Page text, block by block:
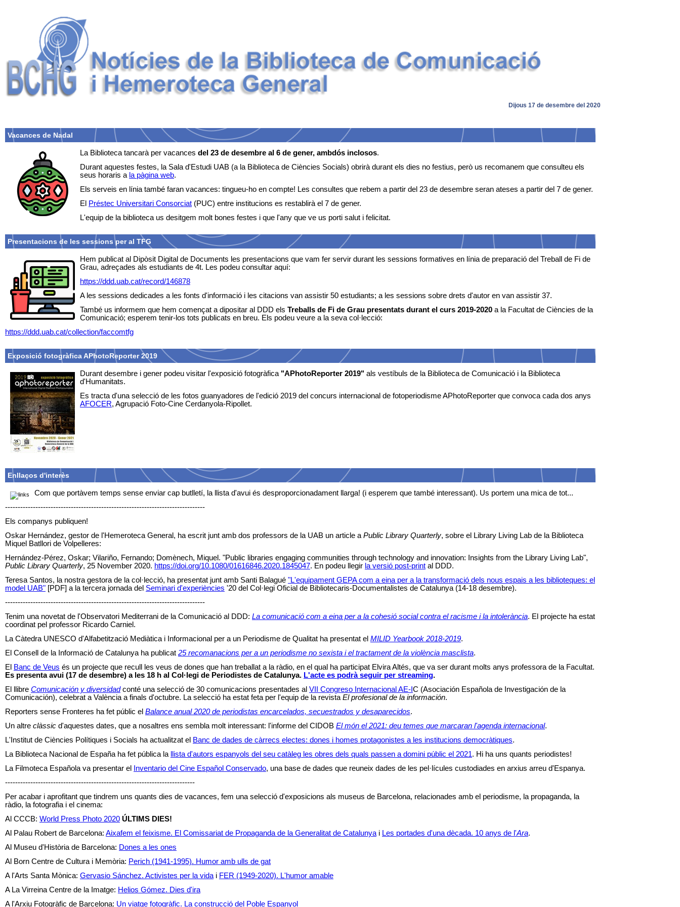
Dijous 17 de desembre del 2020
Vacances de Nadal
La Biblioteca tancarà per vacances del 23 de desembre al 6 de gener, ambdós inclosos.
Durant aquestes festes, la Sala d'Estudi UAB (a la Biblioteca de Ciències Socials) obrirà durant els dies no festius, però us recomanem que consulteu els
seus horaris a la pàgina web.
Els serveis en línia també faran vacances: tingueu-ho en compte! Les consultes que rebem a partir del 23 de desembre seran ateses a partir del 7 de gener.
El
Préstec Universitari Consorciat (PUC) entre institucions es restablirà el 7 de gener.
L'equip de la biblioteca us desitgem molt bones festes i que l'any que ve us porti salut i felicitat.
Presentacions de les sessions per al TFG
Hem publicat al Dipòsit Digital de Documents les presentacions que vam fer servir durant les sessions formatives en línia de preparació del Treball de Fi de
Grau, adreçades als estudiants de 4t. Les podeu consultar aquí:
https://ddd.uab.cat/record/146878
A les sessions dedicades a les fonts d'informació i les citacions van assistir 50 estudiants; a les sessions sobre drets d'autor en van assistir 37.
També us informem que hem començat a dipositar al DDD els Treballs de Fi de Grau presentats durant el curs 2019-2020 a la Facultat de Ciències de la
Comunicació; esperem tenir-los tots publicats en breu. Els podeu veure a la seva col·lecció:
https://ddd.uab.cat/collection/faccomtfg
Exposició fotogràfica APhotoReporter 2019
Durant desembre i gener podeu visitar l'exposició fotogràfica "APhotoReporter 2019" als vestíbuls de la Biblioteca de Comunicació i la Biblioteca
d'Humanitats.
Es tracta d'una selecció de les fotos guanyadores de l'edició 2019 del concurs internacional de fotoperiodisme APhotoReporter que convoca cada dos anys
AFOCER, Agrupació Foto-Cine Cerdanyola-Ripollet.
Enllaços d'interès
Com que portàvem temps sense enviar cap butlletí, la llista d'avui és desproporcionadament llarga! (i esperem que també interessant). Us portem una mica de tot...
-------------------------------------------------------------------------------
Els companys publiquen!
Oskar Hernández, gestor de l'Hemeroteca General, ha escrit junt amb dos professors de la UAB un article a Public Library Quarterly, sobre el Library Living Lab de la Biblioteca
Miquel Batllori de Volpelleres:
Hernández-Pérez, Oskar; Vilariño, Fernando; Domènech, Miquel. "Public libraries engaging communities through technology and innovation: Insights from the Library Living Lab",
Public Library Quarterly, 25 November 2020. https://doi.org/10.1080/01616846.2020.1845047. En podeu llegir la versió post-print al DDD.
Teresa Santos, la nostra gestora de la col·lecció, ha presentat junt amb Santi Balagué "L'equipament GEPA com a eina per a la transformació dels nous espais a les biblioteques: el
model UAB" [PDF] a la tercera jornada del Seminari d'experiències '20 del Col·legi Oficial de Bibliotecaris-Documentalistes de Catalunya (14-18 desembre).
-------------------------------------------------------------------------------
Tenim una novetat de l'Observatori Mediterrani de la Comunicació al DDD: La comunicació com a eina per a la cohesió social contra el racisme i la intolerància. El projecte ha estat
coordinat pel professor Ricardo Carniel.
La Càtedra UNESCO d'Alfabetització Mediàtica i Informacional per a un Periodisme de Qualitat ha presentat el MILID Yearbook 2018-2019.
El Consell de la Informació de Catalunya ha publicat 25 recomanacions per a un periodisme no sexista i el tractament de la violència masclista.
El
Banc de Veus és un projecte que recull les veus de dones que han treballat a la ràdio, en el qual ha participat Elvira Altés, que va ser durant molts anys professora de la Facultat.
Es presenta avui (17 de desembre) a les 18 h al Col·legi de Periodistes de Catalunya. L'acte es podrà seguir per streaming.
El llibre Comunicación y diversidadconté una selecció de 30 comunicacions presentades al VII Congreso Internacional AE-I C (Asociación Española de Investigación de la
Comunicación), celebrat a València a finals d'octubre. La selecció ha estat feta per l'equip de la revista El profesional de la información.
Reporters sense Fronteres ha fet públic el Balance anual 2020 de periodistas encarcelados, secuestrados y desaparecidos.
Un altre clàssic d'aquestes dates, que a nosaltres ens sembla molt interessant: l'informe del CIDOB El món el 2021: deu temes que marcaran l'agenda internacional.
L'Institut de Ciències Polítiques i Socials ha actualitzat el Banc de dades de càrrecs electes: dones i homes protagonistes a les institucions democràtiques.
La Biblioteca Nacional de España ha fet pública la
llista d'autors espanyols del seu catàleg les obres dels quals passen a domini públic el 2021. Hi ha uns quants periodistes!
La Filmoteca Española va presentar el
Inventario del Cine Español Conservado, una base de dades que reuneix dades de les pel·lícules custodiades en arxius arreu d'Espanya.
---------------------------------------------------------------------------
Per acabar i aprofitant que tindrem uns quants dies de vacances, fem una selecció d'exposicions als museus de Barcelona, relacionades amb el periodisme, la propaganda, la
ràdio, la fotografia i el cinema:
Al CCCB: World Press Photo 2020 ÚLTIMS DIES!
Al Palau Robert de Barcelona: Aixafem el feixisme. El Comissariat de Propaganda de la Generalitat de Catalunya i Les portades d'una dècada. 10 anys de l'Ara.
Al Museu d'Història de Barcelona: Dones a les ones
Al Born Centre de Cultura i Memòria: Perich (1941-1995). Humor amb ulls de gat
A l'Arts Santa Mònica: Gervasio Sánchez. Activistes per la vida i FER (1949-2020). L'humor amable
A La Virreina Centre de la Imatge: Helios Gómez. Dies d'ira
A l'Arxiu Fotogràfic de Barcelona: Un viatge fotogràfic. La construcció del Poble Espanyol